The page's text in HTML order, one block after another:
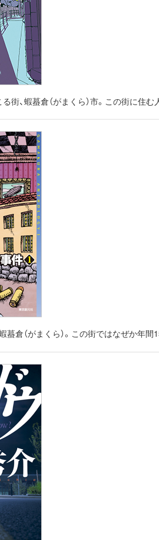
街、蝦蟇倉（がまくら）市。この街に住
蟇倉（がまくら）。この街ではなぜか